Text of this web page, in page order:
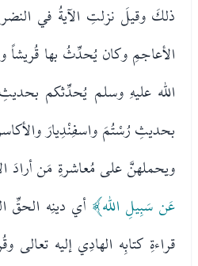
ذلكَ وقيلَ نزلتِ الآيةُ في
الأعاجمِ وكان يُحدِّثُ بها
الله عليهِ وسلم يُحدِّثكم
بحديثِ رُسْتُمَ واسفِنْدِيارَ
ويحملهنَّ على مُعاشرةِ مَن أرادَ
عَن سَبِيلِ الله﴾ أي دينِه الحقِّ
قراءةِ كتابِه الهادِي إليه